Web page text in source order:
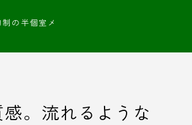
の半個室メ
。流れるような